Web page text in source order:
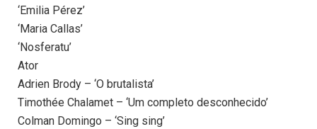
‘Emilia Pérez’
‘Maria Callas’
‘Nosferatu’
Ator
Adrien Brody – ‘O brutalista’
Timothée Chalamet – ‘Um completo desconhecido’
Colman Domingo – ‘Sing sing’